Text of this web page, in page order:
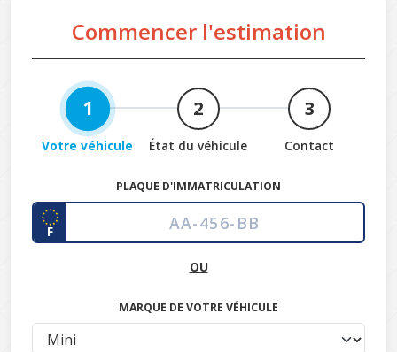
Commencer l'estimation
1
Votre véhicule
2
État du véhicule
3
Contact
PLAQUE D'IMMATRICULATION
F
OU
MARQUE DE VOTRE VÉHICULE